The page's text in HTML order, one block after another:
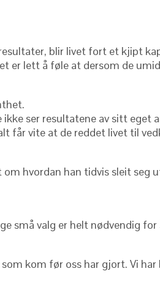
blir livet fort et kjipt
er lett å føle at dersom de
ser resultatene av sitt
får vite at de reddet livet til
hvordan han tidvis sleit seg
små valg er helt nødvendig
kom før oss har gjort. Vi